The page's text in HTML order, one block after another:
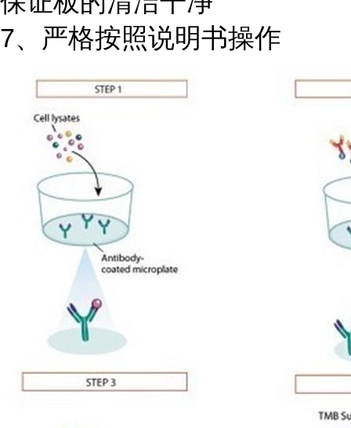
7、严格按照说明书操作